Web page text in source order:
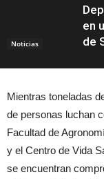
Noticias
en
de
Mientras toneladas
de personas luchan
Facultad de
y el Centro de Vida
se encuentran